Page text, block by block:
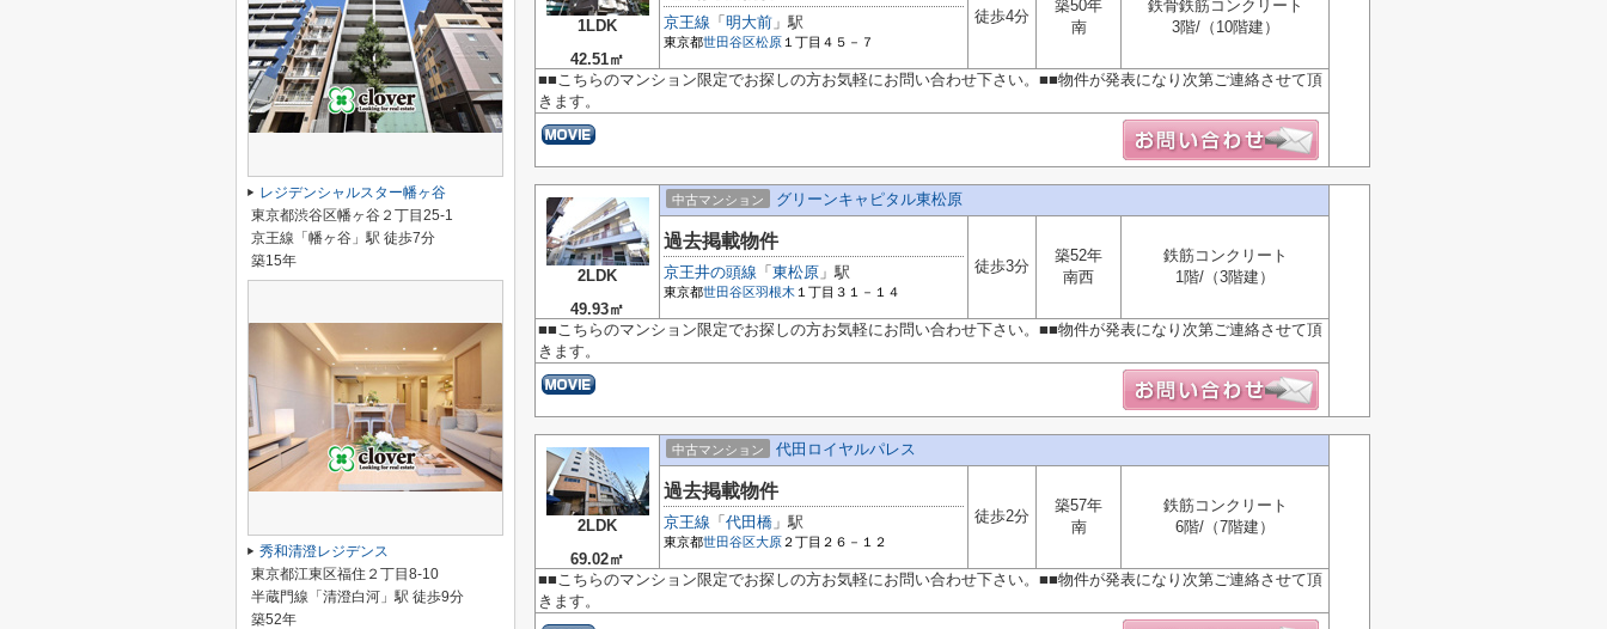
1LDK
42.51㎡
京王線 「 明大前 」駅
東京都世田谷区松原 １丁目４５－７
徒歩4分
築50年
南
鉄骨鉄筋コンクリート
3階/（10階建）
■■こちらのマンション限定でお探しの方お気軽にお問い合わせ下さい。■■物件が発表になり次第ご連絡させて頂
きます。
2LDK
49.93㎡
中古マンション グリーンキャピタル東松原
過去掲載物件
京王井の頭線 「 東松原 」駅
東京都世田谷区羽根木 １丁目３１－１４
徒歩3分
築52年
南西
鉄筋コンクリート
1階/（3階建）
■■こちらのマンション限定でお探しの方お気軽にお問い合わせ下さい。■■物件が発表になり次第ご連絡させて頂
きます。
2LDK
69.02㎡
中古マンション 代田ロイヤルパレス
過去掲載物件
京王線 「 代田橋 」駅
東京都世田谷区大原 ２丁目２６－１２
徒歩2分
築57年
南
鉄筋コンクリート
6階/（7階建）
■■こちらのマンション限定でお探しの方お気軽にお問い合わせ下さい。■■物件が発表になり次第ご連絡させて頂
きます。
レジデンシャルスター幡ヶ谷
東京都渋谷区幡ヶ谷２丁目25-1
京王線「幡ヶ谷」駅 徒歩7分
築15年
秀和清澄レジデンス
東京都江東区福住２丁目8-10
半蔵門線「清澄白河」駅 徒歩9分
築52年